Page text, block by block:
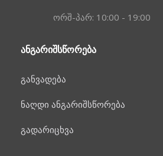
ორშ-პარ: 10:00 - 19:00
ᲐᲜᲒᲐᲠᲘᲨᲡᲬᲝᲠᲔᲑᲐ
განვადება
ნაღდი ანგარიშსწორება
გადარიცხვა